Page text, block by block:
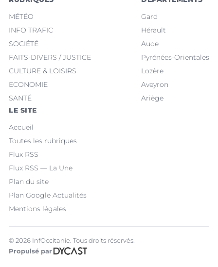
MÉTÉO
INFO TRAFIC
SOCIÉTÉ
FAITS-DIVERS / JUSTICE
CULTURE & LOISIRS
ECONOMIE
SANTÉ
Gard
Hérault
Aude
Pyrénées-Orientales
Lozère
Aveyron
Ariège
LE SITE
Accueil
Toutes les rubriques
Flux RSS
Flux RSS — La Une
Plan du site
Plan Google Actualités
Mentions légales
© 2026 InfOccitanie. Tous droits réservés.
Propulsé par